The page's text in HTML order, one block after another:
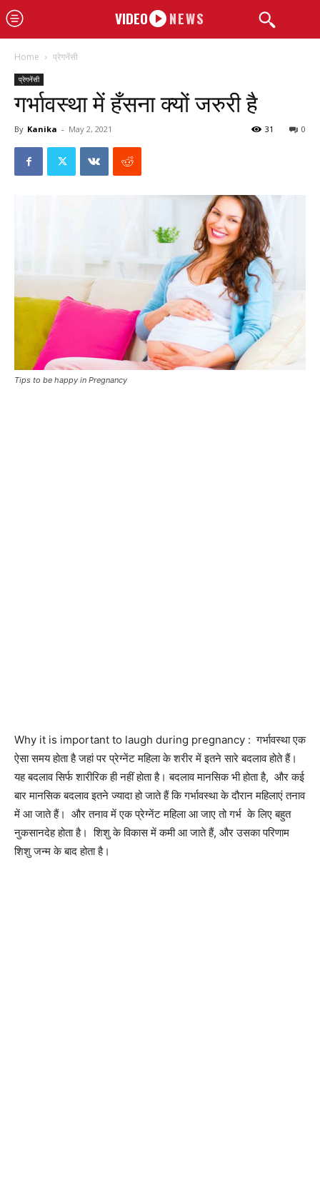
VIDEO NEWS
Home प्रेगनेंसी
प्रेगनेंसी
गर्भावस्था में हँसना क्यों जरुरी है
By Kanika - May 2, 2021 0
31
Tips to be happy in Pregnancy
Why it is important to laugh during pregnancy : गर्भावस्था एक
ऐसा समय होता है जहां पर प्रेग्नेंट महिला के शरीर में इतने सारे बदलाव होते हैं।
यह बदलाव सिर्फ शारीरिक ही नहीं होता है। बदलाव मानसिक भी होता है, और कई
बार मानसिक बदलाव इतने ज्यादा हो जाते हैं कि गर्भावस्था के दौरान महिलाएं तनाव
में आ जाते हैं। और तनाव में एक प्रेग्नेंट महिला आ जाए तो गर्भ के लिए बहुत
नुकसानदेह होता है। शिशु के विकास में कमी आ जाते हैं, और उसका परिणाम
शिशु जन्म के बाद होता है।